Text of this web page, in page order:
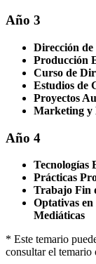
Año 3
Dirección
Producción
Curso de
Estudios de
Proyectos
Marketing y
Año 4
Tecnologías
Prácticas
Trabajo Fin
Optativas en
Mediáticas
* Este temario
consultar el